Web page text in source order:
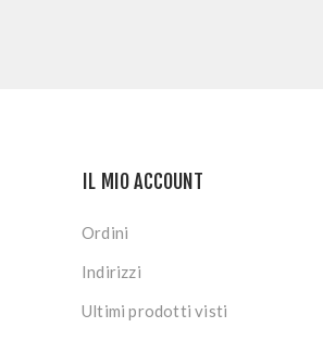
IL MIO ACCOUNT
Ordini
Indirizzi
Ultimi prodotti visti